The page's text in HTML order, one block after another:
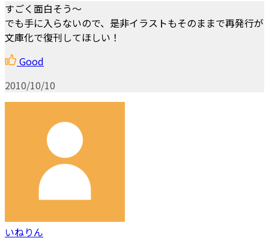
すごく面白そう～
でも手に入らないので、是非イラストもそのままで再発行が
文庫化で復刊してほしい！
Good
2010/10/10
いねりん